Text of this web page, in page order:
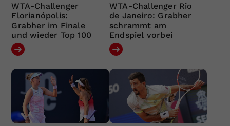
WTA-Challenger
Florianópolis:
Grabher im Finale
und wieder Top 100
WTA-Challenger Rio
de Janeiro: Grabher
schrammt am
Endspiel vorbei